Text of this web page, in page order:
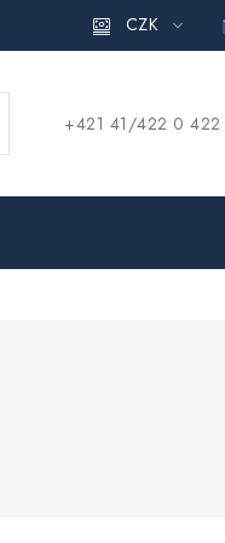
ochrany osobních údajů
CZK
+421 41/422 0 422